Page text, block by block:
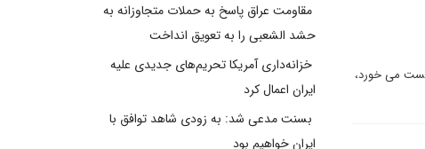
می خورد،
مقاومت عراق پاسخ به حملات متجاوزانه به
حشد الشعبی را به تعویق انداخت
خزانه‌داری آمریکا تحریم‌های جدیدی علیه
ایران اعمال کرد
بسنت مدعی شد: به زودی شاهد توافق با
ایران خواهیم بود